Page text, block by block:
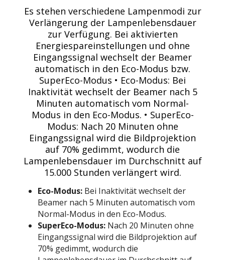
Es stehen verschiedene Lampenmodi zur
Verlängerung der Lampenlebensdauer
zur Verfügung. Bei aktivierten
Energiespareinstellungen und ohne
Eingangssignal wechselt der Beamer
automatisch in den Eco-Modus bzw.
SuperEco-Modus • Eco-Modus: Bei
Inaktivität wechselt der Beamer nach 5
Minuten automatisch vom Normal-
Modus in den Eco-Modus. • SuperEco-
Modus: Nach 20 Minuten ohne
Eingangssignal wird die Bildprojektion
auf 70% gedimmt, wodurch die
Lampenlebensdauer im Durchschnitt auf
15.000 Stunden verlängert wird.
Eco-Modus: Bei Inaktivität wechselt der
Beamer nach 5 Minuten automatisch vom
Normal-Modus in den Eco-Modus.
SuperEco-Modus: Nach 20 Minuten ohne
Eingangssignal wird die Bildprojektion auf
70% gedimmt, wodurch die